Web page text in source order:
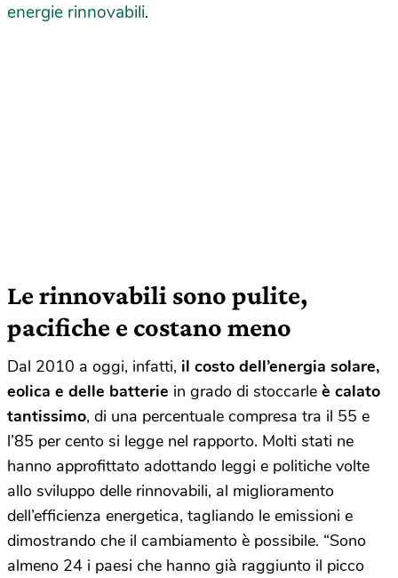
energie rinnovabili.
Le rinnovabili sono pulite,
pacifiche e costano meno
Dal 2010 a oggi, infatti, il costo dell’energia solare,
eolica e delle batterie in grado di stoccarle è calato
tantissimo, di una percentuale compresa tra il 55 e
l’85 per cento si legge nel rapporto. Molti stati ne
hanno approfittato adottando leggi e politiche volte
allo sviluppo delle rinnovabili, al miglioramento
dell’efficienza energetica, tagliando le emissioni e
dimostrando che il cambiamento è possibile. “Sono
almeno 24 i paesi che hanno già raggiunto il picco